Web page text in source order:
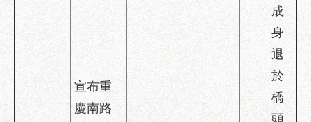
語
陳
宣布重
慶南路
成
身
退
於
橋
頭